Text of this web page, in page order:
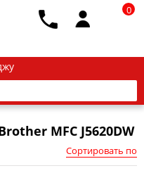
0
MFC J5620DW
Сортировать по